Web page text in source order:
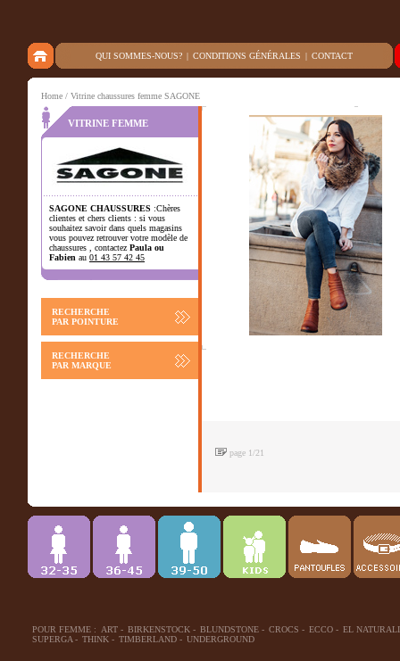
QUI SOMMES-NOUS? | CONDITIONS GÉNÉRALES | CONTACT
Home / Vitrine chaussures femme SAGONE
VITRINE FEMME
SAGONE CHAUSSURES :Chères
clientes et chers clients : si vous
souhaitez savoir dans quels magasins
vous pouvez retrouver votre modèle de
chaussures , contactez Paula ou
Fabien au 01 43 57 42 45
RECHERCHE
PAR POINTURE
RECHERCHE
PAR MARQUE
page 1/21
POUR FEMME : ART - BIRKENSTOCK - BLUNDSTONE - CROCS - ECCO - EL
SUPERGA - THINK - TIMBERLAND - UNDERGROUND